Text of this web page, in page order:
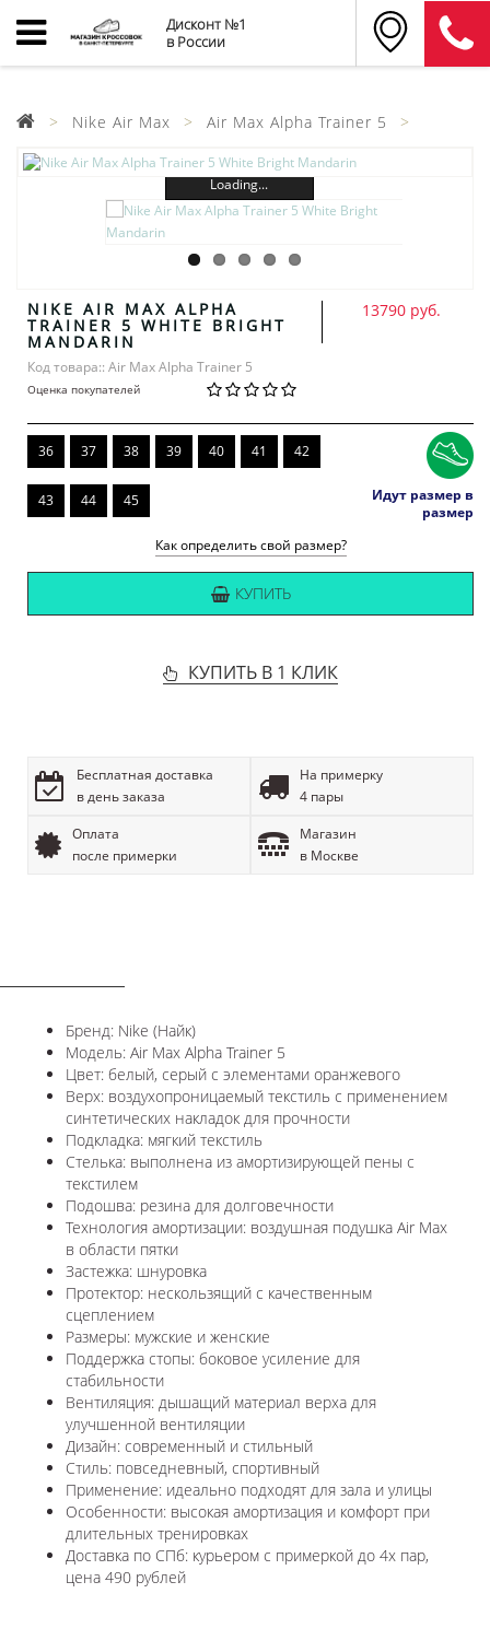
Дисконт №1
в России
Nike Air Max Air Max Alpha Trainer 5
Loading...
NIKE AIR MAX ALPHA
TRAINER 5 WHITE BRIGHT
MANDARIN
Код товара:: Air Max Alpha Trainer 5
Оценка покупателей
13790 руб.
36 37 38 39 40 41 42
43 44 45
Идут размер в
размер
Как определить свой размер?
КУПИТЬ
КУПИТЬ В 1 КЛИК
Бесплатная доставка
в день заказа
На примерку
4 пары
Оплата
после примерки
Магазин
в Москве
Бренд: Nike (Найк)
Модель: Air Max Alpha Trainer 5
Цвет: белый, серый с элементами оранжевого
Верх: воздухопроницаемый текстиль с применением
синтетических накладок для прочности
Подкладка: мягкий текстиль
Стелька: выполнена из амортизирующей пены с
текстилем
Подошва: резина для долговечности
Технология амортизации: воздушная подушка Air Max
в области пятки
Застежка: шнуровка
Протектор: нескользящий с качественным
сцеплением
Размеры: мужские и женские
Поддержка стопы: боковое усиление для
стабильности
Вентиляция: дышащий материал верха для
улучшенной вентиляции
Дизайн: современный и стильный
Стиль: повседневный, спортивный
Применение: идеально подходят для зала и улицы
Особенности: высокая амортизация и комфорт при
длительных тренировках
Доставка по СПб: курьером с примеркой до 4х пар,
цена 490 рублей